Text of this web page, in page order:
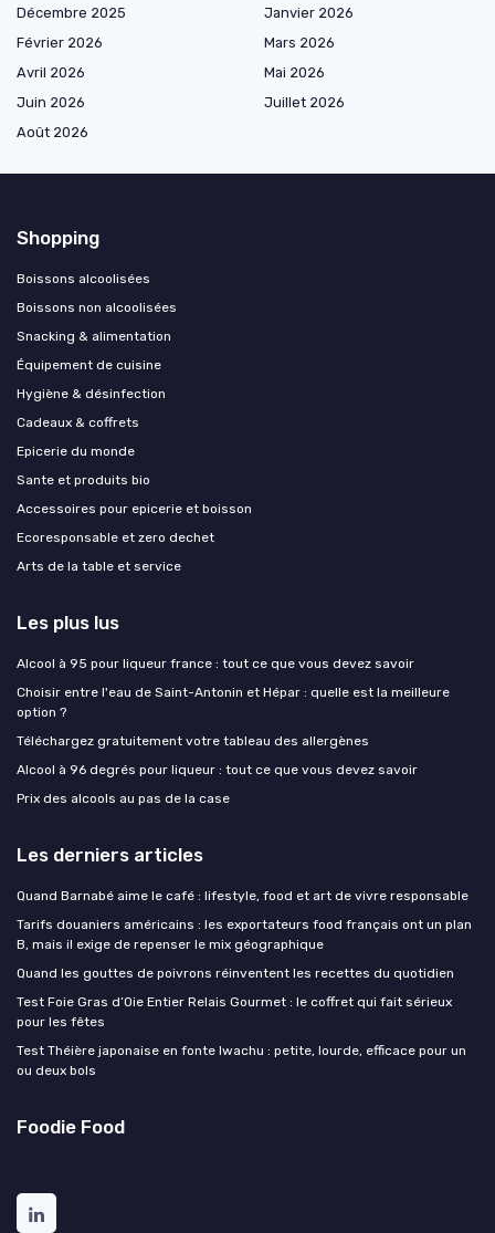
Décembre 2025
Janvier 2026
Février 2026
Mars 2026
Avril 2026
Mai 2026
Juin 2026
Juillet 2026
Août 2026
Shopping
Boissons alcoolisées
Boissons non alcoolisées
Snacking & alimentation
Équipement de cuisine
Hygiène & désinfection
Cadeaux & coffrets
Epicerie du monde
Sante et produits bio
Accessoires pour epicerie et boisson
Ecoresponsable et zero dechet
Arts de la table et service
Les plus lus
Alcool à 95 pour liqueur france : tout ce que vous devez savoir
Choisir entre l'eau de Saint-Antonin et Hépar : quelle est la meilleure
option ?
Téléchargez gratuitement votre tableau des allergènes
Alcool à 96 degrés pour liqueur : tout ce que vous devez savoir
Prix des alcools au pas de la case
Les derniers articles
Quand Barnabé aime le café : lifestyle, food et art de vivre responsable
Tarifs douaniers américains : les exportateurs food français ont un plan
B, mais il exige de repenser le mix géographique
Quand les gouttes de poivrons réinventent les recettes du quotidien
Test Foie Gras d’Oie Entier Relais Gourmet : le coffret qui fait sérieux
pour les fêtes
Test Théière japonaise en fonte Iwachu : petite, lourde, efficace pour un
ou deux bols
Foodie Food